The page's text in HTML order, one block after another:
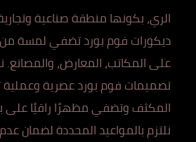
الري، بكونها منطقة صناعية
ديكورات فوم بورد تضفي لمسة من
على المكاتب، المعارض،
تصميمات فوم بورد عصرية وعملية
المكثف وتضفي مظهرًا راقيًا على
نلتزم بالمواعيد المحددة لضمان